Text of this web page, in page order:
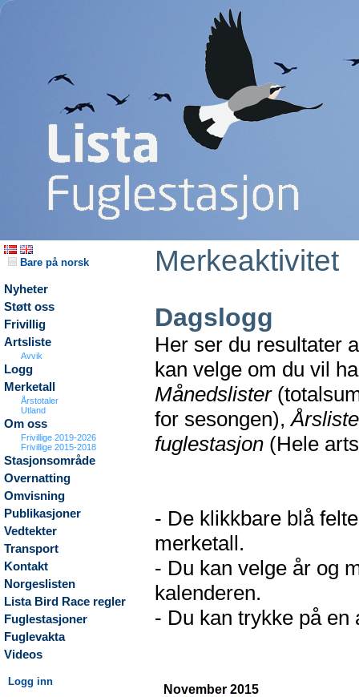
Bare på norsk
Nyheter
Støtt oss
Frivillig
Artsliste
Avvik
Logg
Merketall
Årstotaler
Utland
Om oss
Frivillige 2019-2026
Frivillige 2015-2018
Stasjonsområde
Overnatting
Omvisning
Publikasjoner
Vedtekter
Transport
Kontakt
Norgeslisten
Lista Bird Race regler
Fuglestasjoner
Fuglevakta
Videos
Logg inn
Merkeaktivitet
Dagslogg
Her ser du resultater
kan velge om du vil
Månedslister
for sesongen),
fuglestasjon (Hele
- De klikkbare blå
merketall.
- Du kan velge år og
kalenderen.
- Du kan trykke på en
November 2015